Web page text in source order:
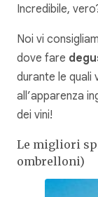
Incredibile,
Noi vi
dove fare
durante le quali
all’apparenza
dei vini!
Le migliori
ombrelloni)